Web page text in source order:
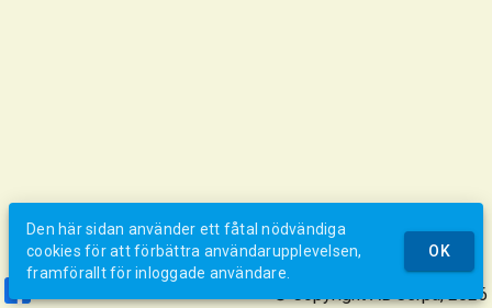
© Copyright AB Jerpa, 2026
Den här sidan använder ett fåtal nödvändiga
cookies för att förbättra användarupplevelsen,
framförallt för inloggade användare.
OK